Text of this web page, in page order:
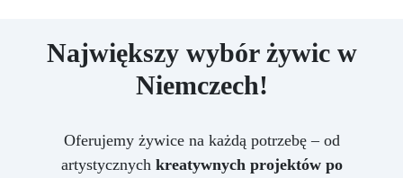
Największy wybór żywic w
Niemczech!
Oferujemy żywice na każdą potrzebę – od
artystycznych kreatywnych projektów po